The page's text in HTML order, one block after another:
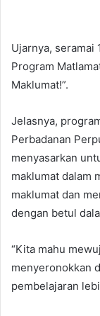
Ujarnya, seramai
Program
Maklumat!”.
Jelasnya,
Perbadanan
menyasarkan
maklumat dalam
maklumat dan
dengan betul
“Kita mahu
menyeronokkan
pembelajaran